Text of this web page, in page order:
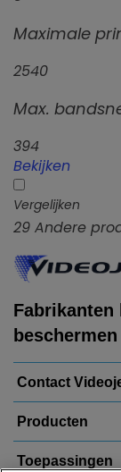
Maximale
2540
Max.
394
Bekijken
Vergelijken
29 Andere
Fabrikanten
beschermen
Contact
Producten
Toepassingen